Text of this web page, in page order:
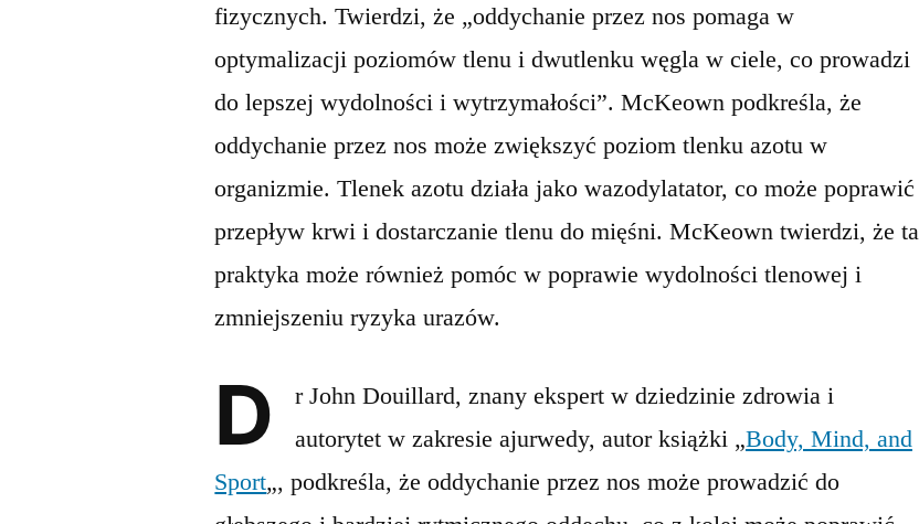
fizycznych. Twierdzi, że „oddychanie przez nos pomaga w
optymalizacji poziomów tlenu i dwutlenku węgla w ciele, co prowadzi
do lepszej wydolności i wytrzymałości”. McKeown podkreśla, że
oddychanie przez nos może zwiększyć poziom tlenku azotu w
organizmie. Tlenek azotu działa jako wazodylatator, co może poprawić
przepływ krwi i dostarczanie tlenu do mięśni. McKeown twierdzi, że ta
praktyka może również pomóc w poprawie wydolności tlenowej i
zmniejszeniu ryzyka urazów.
D
r John Douillard, znany ekspert w dziedzinie zdrowia i
autorytet w zakresie ajurwedy, autor książki „Body, Mind, and
Sport„, podkreśla, że oddychanie przez nos może prowadzić do